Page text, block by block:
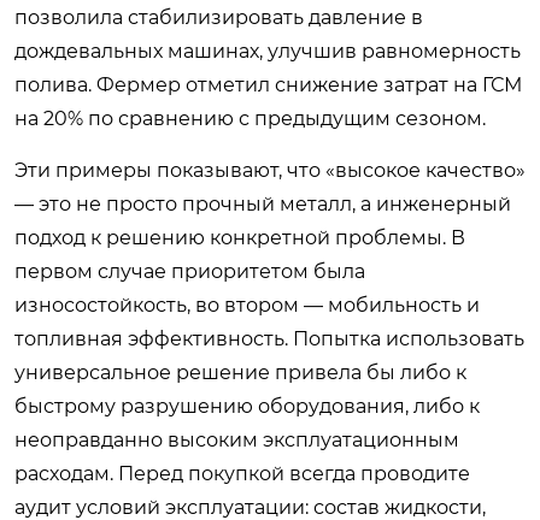
позволила стабилизировать давление в
дождевальных машинах, улучшив равномерность
полива. Фермер отметил снижение затрат на ГСМ
на 20% по сравнению с предыдущим сезоном.
Эти примеры показывают, что «высокое качество»
— это не просто прочный металл, а инженерный
подход к решению конкретной проблемы. В
первом случае приоритетом была
износостойкость, во втором — мобильность и
топливная эффективность. Попытка использовать
универсальное решение привела бы либо к
быстрому разрушению оборудования, либо к
неоправданно высоким эксплуатационным
расходам. Перед покупкой всегда проводите
аудит условий эксплуатации: состав жидкости,